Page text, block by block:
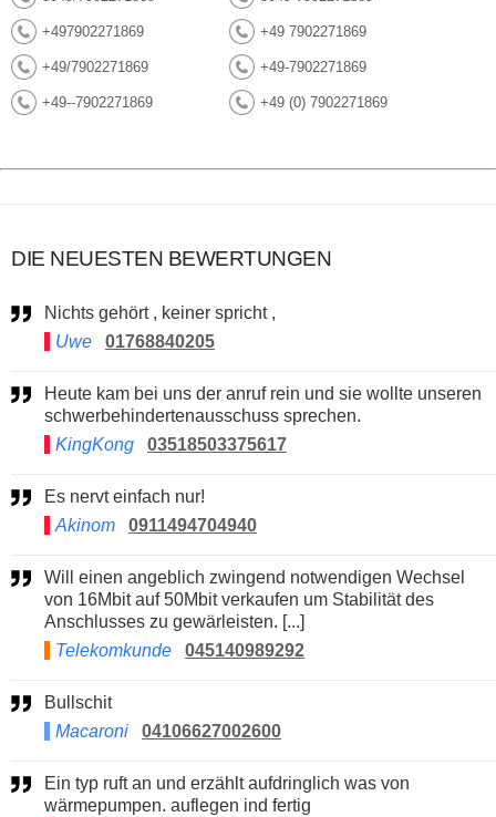
+497902271869 +49 7902271869
+49/7902271869 +49-7902271869
+49--7902271869 +49 (0) 7902271869
DIE NEUESTEN BEWERTUNGEN
Nichts gehört , keiner spricht ,
Uwe
01768840205
Heute kam bei uns der anruf rein und sie wollte unseren
schwerbehindertenausschuss sprechen.
KingKong
03518503375617
Es nervt einfach nur!
Akinom
0911494704940
Will einen angeblich zwingend notwendigen Wechsel
von 16Mbit auf 50Mbit verkaufen um Stabilität des
Anschlusses zu gewärleisten. [...]
Telekomkunde
045140989292
Bullschit
Macaroni
04106627002600
Ein typ ruft an und erzählt aufdringlich was von
wärmepumpen. auflegen ind fertig